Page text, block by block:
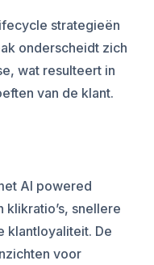
strategieën
onderscheidt zich
wat resulteert in
van de klant.
AI powered
snellere
klantloyaliteit. De
voor